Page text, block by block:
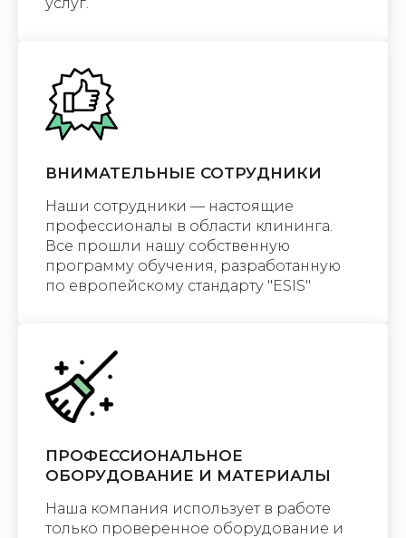
ВНИМАТЕЛЬНЫЕ СОТРУДНИКИ
Наши сотрудники — настоящие
профессионалы в области клининга.
Все прошли нашу собственную
программу обучения, разработанную
по европейскому стандарту "ESIS"
ПРОФЕССИОНАЛЬНОЕ
ОБОРУДОВАНИЕ И МАТЕРИАЛЫ
Наша компания использует в работе
только проверенное оборудование и